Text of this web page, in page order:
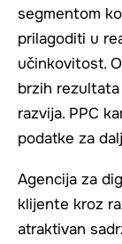
segmentom
prilagoditi u
učinkovitost.
brzih
razvija. PPC
podatke za
Agencija za
klijente kroz
atraktivan